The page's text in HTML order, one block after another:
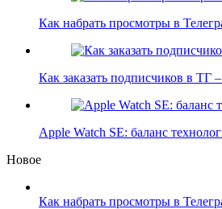
Как набрать просмотры в
Как заказать подписчиков в ТГ
Apple Watch SE: баланс
Новое
Как набрать просмотры в